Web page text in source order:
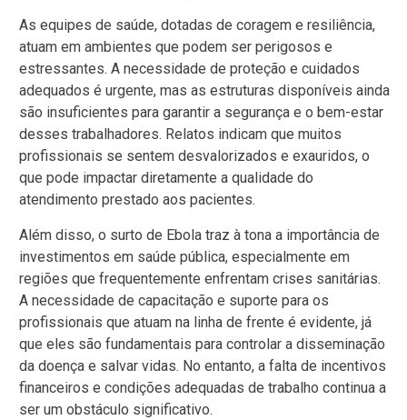
As equipes de saúde, dotadas de coragem e resiliência,
atuam em ambientes que podem ser perigosos e
estressantes. A necessidade de proteção e cuidados
adequados é urgente, mas as estruturas disponíveis ainda
são insuficientes para garantir a segurança e o bem-estar
desses trabalhadores. Relatos indicam que muitos
profissionais se sentem desvalorizados e exauridos, o
que pode impactar diretamente a qualidade do
atendimento prestado aos pacientes.
Além disso, o surto de Ebola traz à tona a importância de
investimentos em saúde pública, especialmente em
regiões que frequentemente enfrentam crises sanitárias.
A necessidade de capacitação e suporte para os
profissionais que atuam na linha de frente é evidente, já
que eles são fundamentais para controlar a disseminação
da doença e salvar vidas. No entanto, a falta de incentivos
financeiros e condições adequadas de trabalho continua a
ser um obstáculo significativo.